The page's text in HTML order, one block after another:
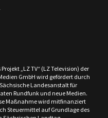
Projekt „LZ TV“ (LZ Television) der
GmbH wird gefördert durch
Landesanstalt für
Rundfunk und neue Medien.
Maßnahme wird mitfinanziert
Steuermittel auf Grundlage des